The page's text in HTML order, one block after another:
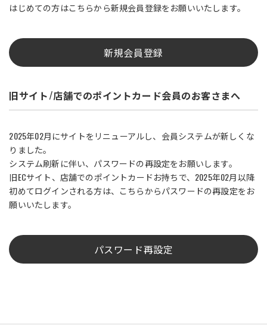
はじめての方はこちらから新規会員登録をお願いいたします。
新規会員登録
旧サイト/店舗でのポイントカード会員のお客さまへ
2025年02月にサイトをリニューアルし、会員システムが新しくな
りました。
システム刷新に伴い、パスワードの再設定をお願いします。
旧ECサイト、店舗でのポイントカードお持ちで、2025年02月以降
初めてログインされる方は、こちらからパスワードの再設定をお
願いいたします。
パスワード再設定